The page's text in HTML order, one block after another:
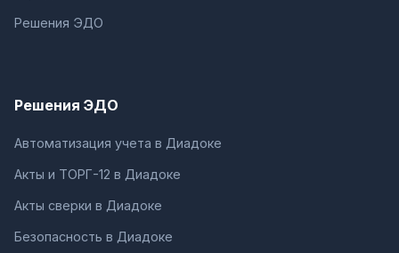
Решения ЭДО
Решения ЭДО
Автоматизация учета в Диадоке
Акты и ТОРГ-12 в Диадоке
Акты сверки в Диадоке
Безопасность в Диадоке